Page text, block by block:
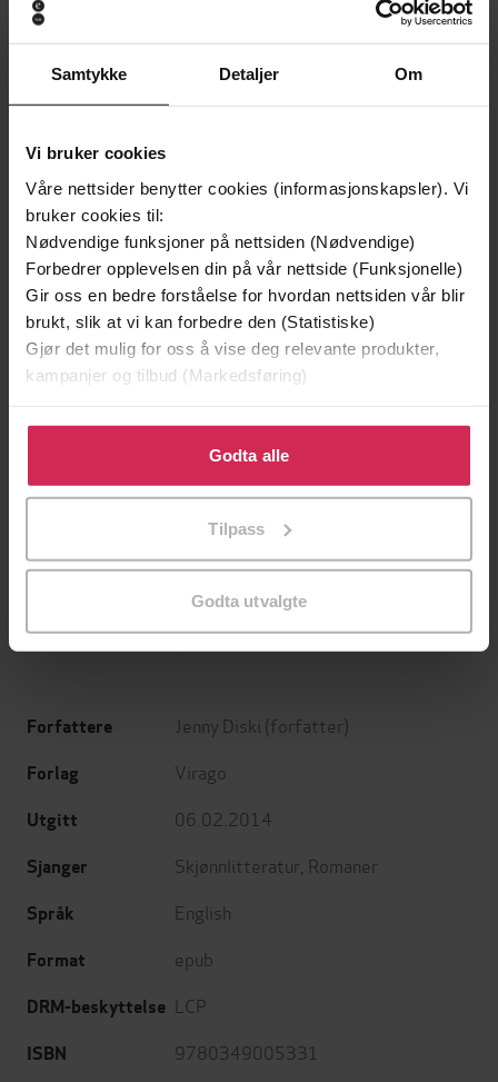
Samtykke Detaljer Om
Vi bruker cookies
Våre nettsider benytter cookies (informasjonskapsler). Vi
bruker cookies til:
Nødvendige funksjoner på nettsiden (Nødvendige)
Forbedrer opplevelsen din på vår nettside (Funksjonelle)
Gir oss en bedre forståelse for hvordan nettsiden vår blir
brukt, slik at vi kan forbedre den (Statistiske)
Gjør det mulig for oss å vise deg relevante produkter,
kampanjer og tilbud (Markedsføring)
Klikk på «Godta alle» for å gi oss ditt samtykke til å
bruke cookies for alle disse formålene. Du kan også
tilpasse ditt samtykke til spesifikke formål ved å klikke
Godta alle
Tilpass
Godta utvalgte
Premium
Vinner av Rivertonprisen
Jo Nesbø
Premium
Jørn Lier Horst
Forfattere Jenny Diski (forfatter)
Forlag Virago
Utgitt 06.02.2014
Sjanger Skjønnlitteratur Romaner
Språk English
Format epub
DRM-beskyttelse LCP
ISBN 9780349005331